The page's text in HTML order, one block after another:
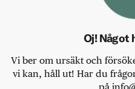
Oj! Något
Vi ber om ursäkt och
vi kan, håll ut! Har du